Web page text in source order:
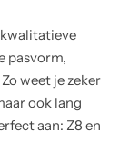
pasvorm,
weet je zeker
ook lang
aan: Z8 en